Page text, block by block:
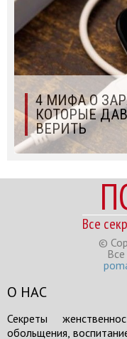
4 МИФА О
КОТОРЫЕ
ВЕРИТЬ
Все
©
О НАС
Секреты
обольщения,